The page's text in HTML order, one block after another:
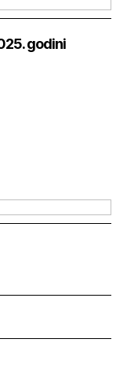
godini